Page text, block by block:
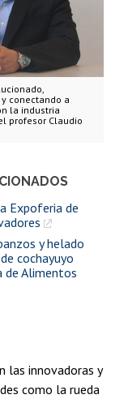
conectando a
la industria
profesor Claudio
Expoferia de
y helado
cochayuyo
de Alimentos
las innovadoras y
como la rueda